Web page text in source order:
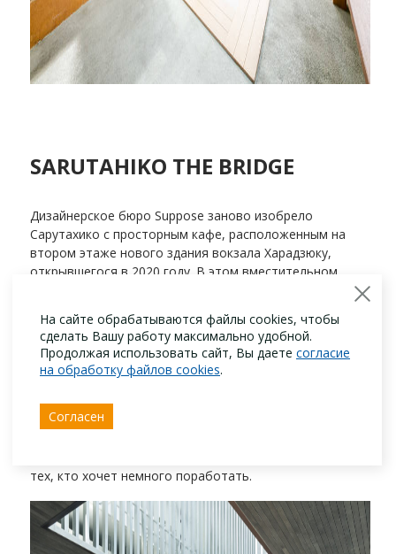
SARUTAHIKO THE BRIDGE
Дизайнерское бюро Suppose заново изобрело
Сарутахико с просторным кафе, расположенным на
втором этаже нового здания вокзала Харадзюку,
открывшегося в 2020 году. В этом вместительном
то, что это преимущественно современное
пространство, здесь присутствуют и традиционные
японские элементы: от деревянных панелей сёдзи ,
разделяющих зоны отдыха, до дерева бонсай возле
входа. Пожалуй, самым потрясающим предметом
интерьера кофейни является массивный центральный
тех, кто хочет немного поработать.
На сайте обрабатываются файлы cookies, чтобы
сделать Вашу работу максимально удобной.
Продолжая использовать сайт, Вы даете согласие
на обработку файлов cookies.
Согласен